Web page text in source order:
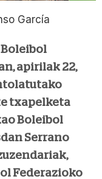
García
apirilak 22,
txapelketa
Boleibol
Serrano
Federazioko